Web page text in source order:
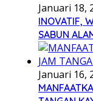
Januari 18,
INOVATIF,
SABUN
Januari 16,